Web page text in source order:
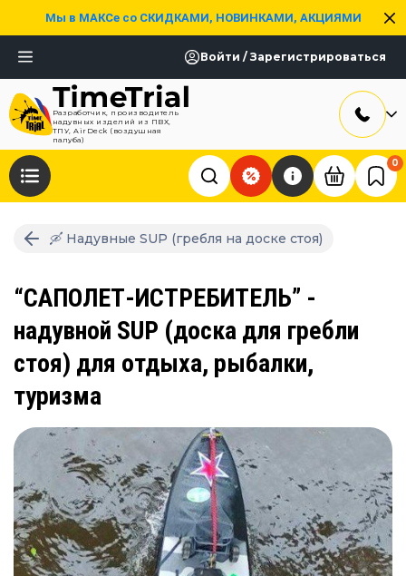
Мы в МАКСе со СКИДКАМИ, НОВИНКАМИ, АКЦИЯМИ
Войти / Зарегистрироваться
Разработчик, производитель
надувных изделий из ПВХ,
ТПУ, AirDeck (воздушная
палуба)
0
🛶 Надувные SUP (гребля на доске стоя)
“САПОЛЕТ-ИСТРЕБИТЕЛЬ” -
надувной SUP (доска для гребли
стоя) для отдыха, рыбалки,
туризма